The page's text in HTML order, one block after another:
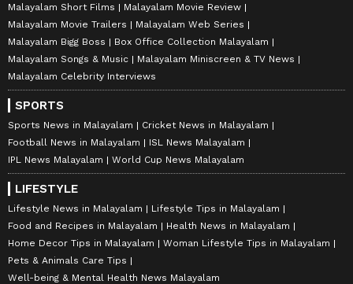
Malayalam Short Films
Malayalam Movie Review
Malayalam Movie Trailers
Malayalam Web Series
Malayalam Bigg Boss
Box Office Collection Malayalam
Malayalam Songs & Music
Malayalam Miniscreen & TV News
Malayalam Celebrity Interviews
SPORTS
Sports News in Malayalam
Cricket News in Malayalam
Football News in Malayalam
ISL News Malayalam
IPL News Malayalam
World Cup News Malayalam
LIFESTYLE
Lifestyle News in Malayalam
Lifestyle Tips in Malayalam
Food and Recipes in Malayalam
Health News in Malayalam
Home Decor Tips in Malayalam
Woman Lifestyle Tips in Malayalam
Pets & Animals Care Tips
Well-being & Mental Health News Malayalam